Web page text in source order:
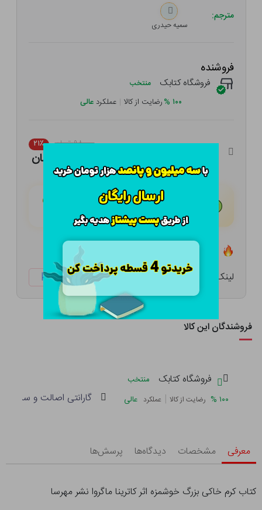
مترجم:
سمیه حیدری
فروشنده
فروشگاه کتابک منتخب
۱۰۰ %رضایت از کالا | عملکرد عالی
۹۸,۰۰۰ تومان ۲۱٪
هـر قسط با تــرب‌پــی:
۴ قسط مــاهـانـه؛ بـدون سـود، چـک و ضـامـن
لینک کوتاه: ketabtala.com/sbp-57424
فروشندگان این کالا
فروشگاه کتابک
منتخب
۱۰۰ % رضایت از کالا | عملکرد عالی گارانتی اصالت و سلامت
معرفی مشخصات دیدگاه‌ها پرسش‌ها
کتاب کرم خاکی بزرگ خوشمزه اثر کاترینا ماگروا نشر مهرسا